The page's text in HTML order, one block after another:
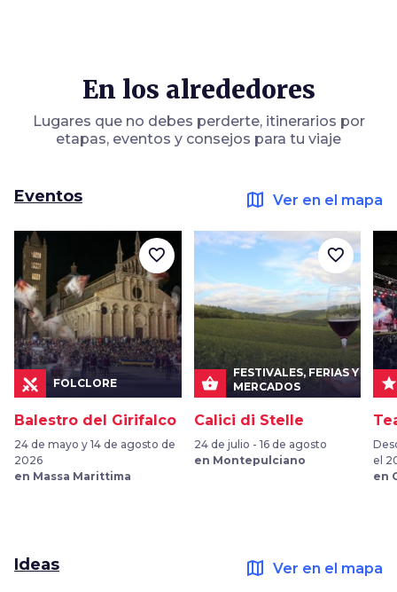
En los alrededores
Lugares que no debes perderte, itinerarios por
etapas, eventos y consejos para tu viaje
Eventos map Ver en el mapa
FOLCLORE
Balestro del Girifalco
24 de mayo y 14 de agosto de
2026
en Massa Marittima
favorite_border
shopping_basket
FESTIVALES, FERIAS Y
MERCADOS
Calici di Stelle
24 de julio - 16 de agosto
en Montepulciano
favorite_border
el
en
Ideas map Ver en el mapa